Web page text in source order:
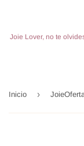
Joie Lover, no te
Inicio ›